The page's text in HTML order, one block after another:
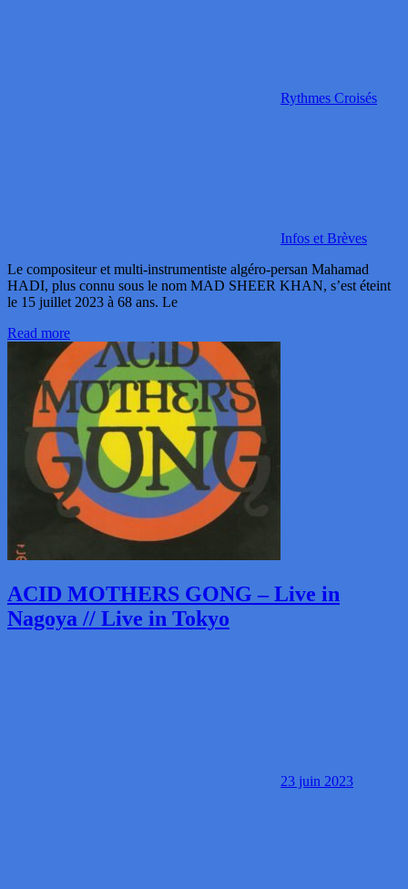
Rythmes Croisés
Infos et Brèves
Le compositeur et multi-instrumentiste algéro-persan Mahamad
HADI, plus connu sous le nom MAD SHEER KHAN, s’est éteint
le 15 juillet 2023 à 68 ans. Le
Read more
ACID MOTHERS GONG – Live in
Nagoya // Live in Tokyo
23 juin 2023